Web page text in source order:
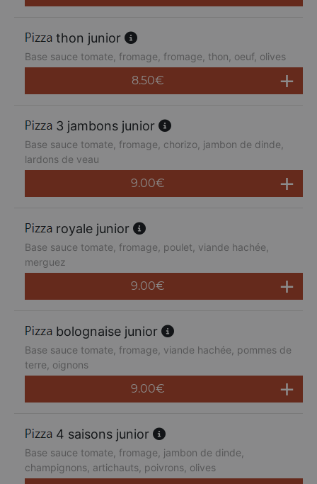
thon junior
Base sauce tomate, fromage, fromage, thon, oeuf, olives
8.50€
3 jambons junior
Base sauce tomate, fromage, chorizo, jambon de dinde,
lardons de veau
9.00€
royale junior
Base sauce tomate, fromage, poulet, viande hachée,
merguez
9.00€
bolognaise junior
Base sauce tomate, fromage, viande hachée, pommes de
terre, oignons
9.00€
4 saisons junior
Base sauce tomate, fromage, jambon de dinde,
champignons, artichauts, poivrons, olives